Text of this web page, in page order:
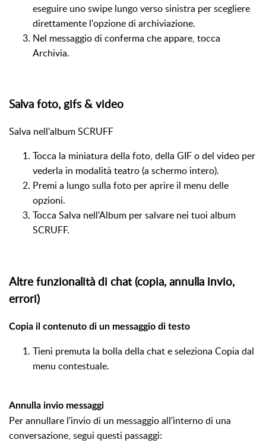
eseguire uno swipe lungo verso sinistra per scegliere
direttamente l'opzione di archiviazione.
Nel messaggio di conferma che appare, tocca
Archivia.
Salva foto, gifs & video
Salva nell'album SCRUFF
Tocca la miniatura della foto, della GIF o del video per
vederla in modalità teatro (a schermo intero).
Premi a lungo sulla foto per aprire il menu delle
opzioni.
Tocca Salva nell'Album per salvare nei tuoi album
SCRUFF.
Altre funzionalità di chat (copia, annulla invio,
errori)
Copia il contenuto di un messaggio di testo
Tieni premuta la bolla della chat e seleziona Copia dal
menu contestuale.
Annulla invio messaggi
Per annullare l'invio di un messaggio all'interno di una
conversazione, segui questi passaggi: